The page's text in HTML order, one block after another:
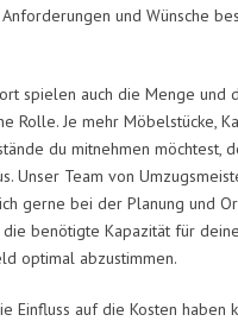
und Wünsche
spielen auch die Menge und
Rolle. Je mehr Möbelstücke,
du mitnehmen möchtest,
Unser Team von
gerne bei der Planung und
die benötigte Kapazität für
optimal abzustimmen.
Einfluss auf die Kosten haben